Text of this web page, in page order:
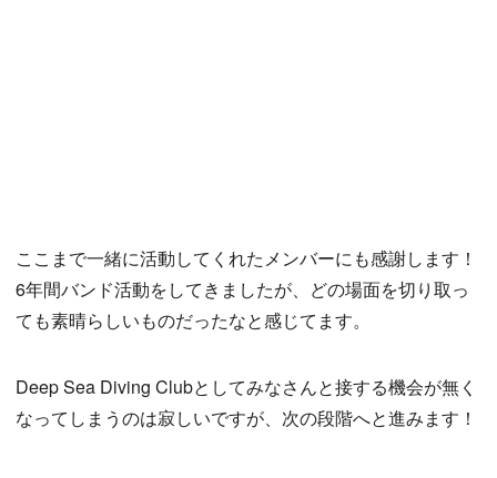
ここまで一緒に活動してくれたメンバーにも感謝します！
6年間バンド活動をしてきましたが、どの場面を切り取っ
ても素晴らしいものだったなと感じてます。
Deep Sea Diving Clubとしてみなさんと接する機会が無く
なってしまうのは寂しいですが、次の段階へと進みます！